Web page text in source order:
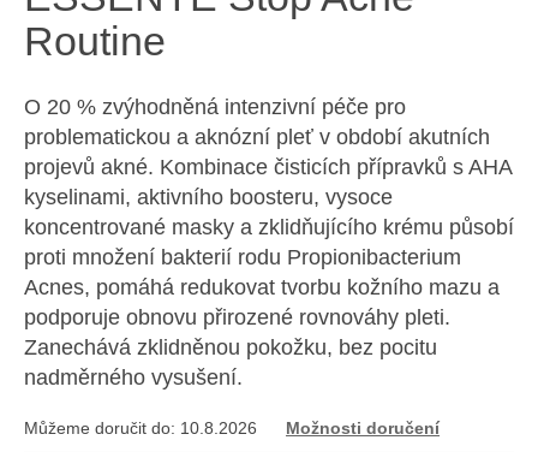
Routine
O 20 % zvýhodněná intenzivní péče pro
problematickou a aknózní pleť v období akutních
projevů akné. Kombinace čisticích přípravků s AHA
kyselinami, aktivního boosteru, vysoce
koncentrované masky a zklidňujícího krému působí
proti množení bakterií rodu Propionibacterium
Acnes, pomáhá redukovat tvorbu kožního mazu a
podporuje obnovu přirozené rovnováhy pleti.
Zanechává zklidněnou pokožku, bez pocitu
nadměrného vysušení.
Můžeme doručit do: 10.8.2026 Možnosti doručení
a
j
í
t
?
HLEDAT
D
p